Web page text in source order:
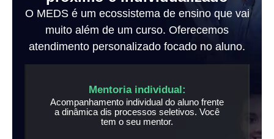
O MEDS é um ecossistema de ensino que vai
muito além de um curso. Oferecemos
atendimento personalizado focado no aluno.
Mentoria individual:
Acompanhamento individual do aluno frente
a dinâmica dis processos seletivos. Você
tem o seu mentor.